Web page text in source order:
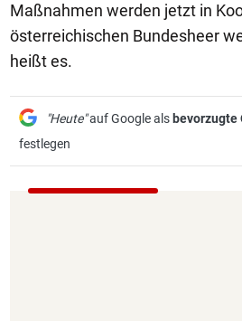
Maßnahmen werden jetzt in
österreichischen Bundesheer
heißt es.
"Heute"auf Google als bevorzugte
festlegen